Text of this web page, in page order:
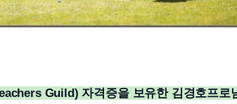
Guild) 자격증을 보유한 김경호프로